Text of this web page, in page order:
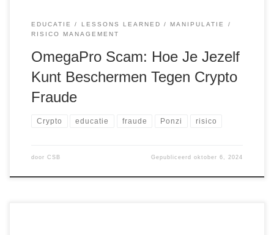
EDUCATIE LESSONS LEARNED
MANIPULATIE
RISICO MANAGEMENT
OmegaPro Scam: Hoe Je Jezelf
Kunt Beschermen Tegen Crypto
Fraude
Crypto educatie fraude Ponzi risico
door CSB Gepubliceerdoktober 6, 2024